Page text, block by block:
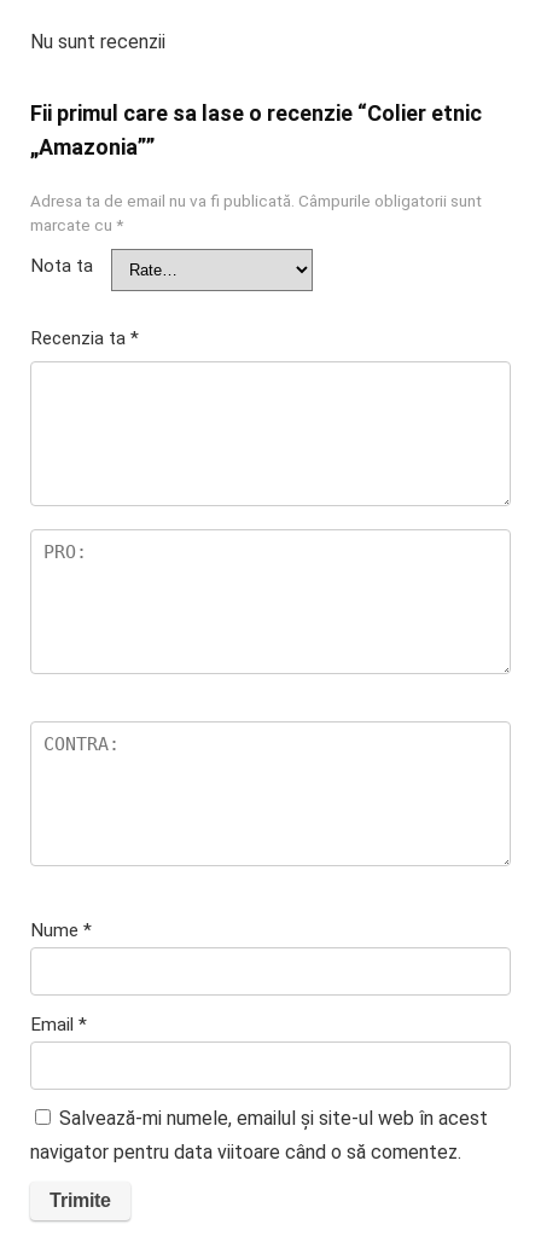
Nu sunt recenzii
Fii primul care sa lase o recenzie “Colier etnic
„Amazonia””
Adresa ta de email nu va fi publicată. Câmpurile obligatorii sunt
marcate cu *
Nota ta
Recenzia ta *
Nume *
Email *
Salvează-mi numele, emailul și site-ul web în acest
navigator pentru data viitoare când o să comentez.